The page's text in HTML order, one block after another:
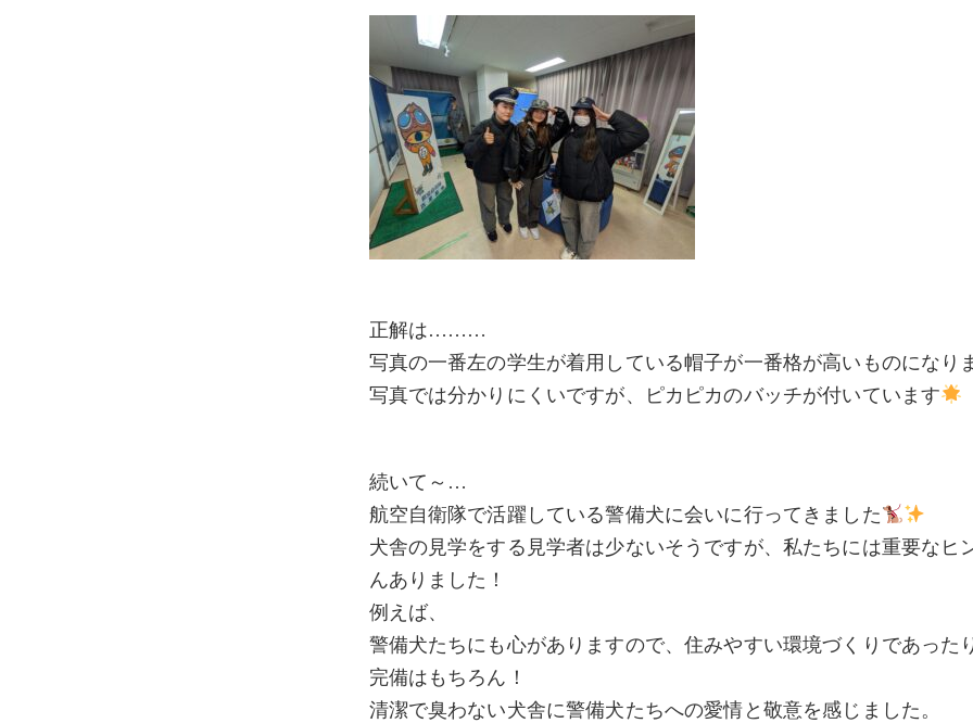
正解は………
写真の一番左の学生が着用している帽子が一番格が高いものになり
写真では分かりにくいですが、ピカピカのバッチが付いています
続いて～…
航空自衛隊で活躍している警備犬に会いに行ってきました
犬舎の見学をする見学者は少ないそうですが、私たちには重要なヒ
んありました！
例えば、
警備犬たちにも心がありますので、住みやすい環境づくりであった
完備はもちろん！
清潔で臭わない犬舎に警備犬たちへの愛情と敬意を感じました。